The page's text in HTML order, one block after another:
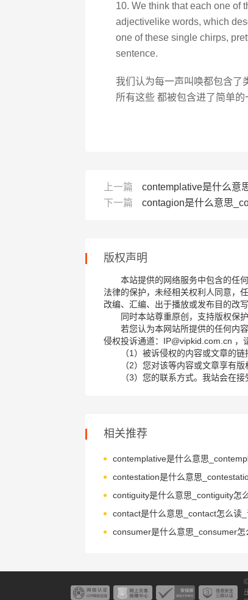
10. We think that each one of
adjectivelike words, which
one of these single chirps,
sentence.
我们认为每一声叫唤都包含了
所有这些 都被包含进了简单
上一篇
contemplative是什么意
下一篇
contagion是什么意思
版权声明
本站提供的网络服务中包含的任
法律的保护，未经相关权利人同意，
改编、汇编、出于播放或发布目的改
同时本站尊重原创，支持版权保
若您认为本网站所提供的任何内
侵权投诉通道：IP@vipkid.com.cn ，
（1）被诉侵权的内容或文章的链
（2）您对该等内容或文章享有版
（3）您的联系方式。我站会在
相关推荐
contact是什么意思_contact怎么读